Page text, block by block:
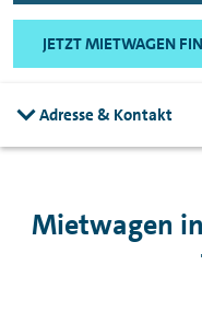
JETZT MIETWAGEN
Adresse & Kontakt
Mietwagen